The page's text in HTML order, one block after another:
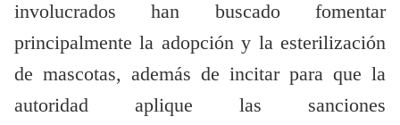
involucrados han buscado fomentar
principalmente la adopción y la esterilización
de mascotas, además de incitar para que la
autoridad aplique las sanciones